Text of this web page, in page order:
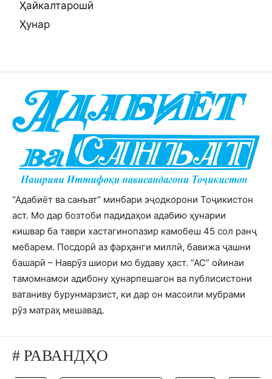
Ҳайкалтарошӣ
Ҳунар
“Адабиёт ва санъат” минбари эҷодкорони Тоҷикистон
аст. Мо дар бозтоби падидаҳои адабию ҳунарии
кишвар ба таври хастагинопазир камобеш 45 сол ранҷ
мебарем. Посдорӣ аз фарҳанги миллӣ, бавижа ҷашни
башарӣ – Наврӯз шиори мо будаву ҳаст. “АС” ойинаи
тамомнамои адибону ҳунарпешагон ва публисистони
ватаниву бурунмарзист, ки дар он масоили мубрами
рӯз матраҳ мешавад.
# РАВАНДҲО